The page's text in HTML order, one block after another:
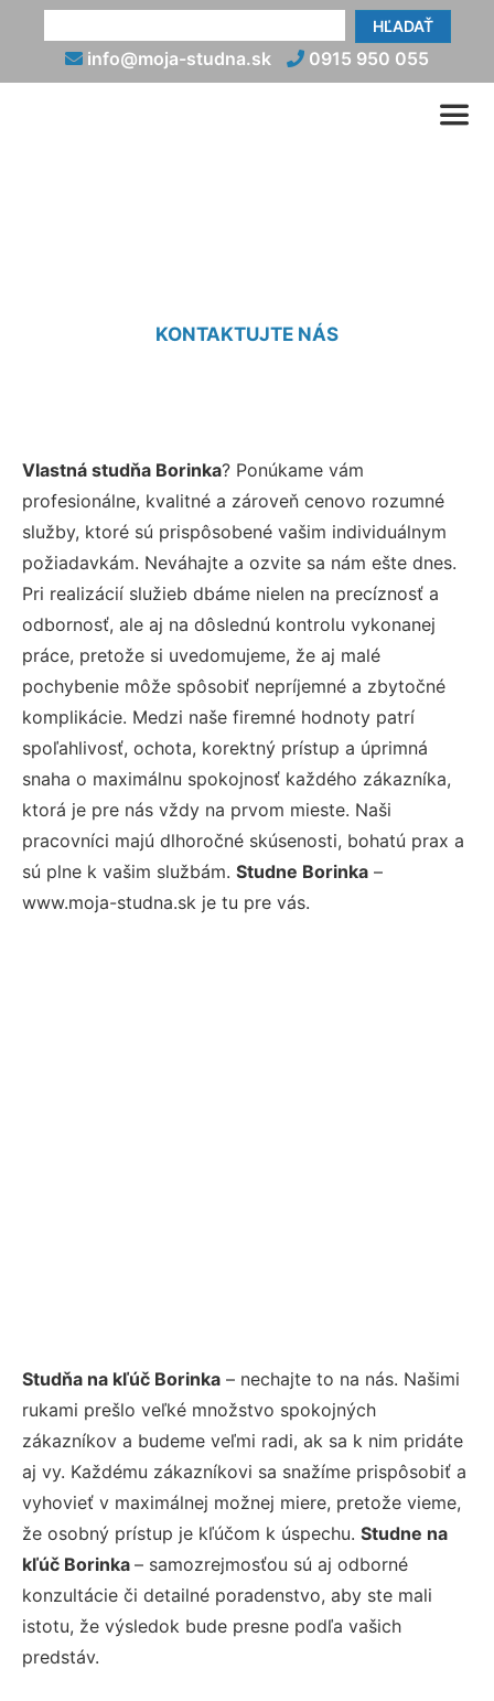
HĽADAŤ
info@moja-studna.sk 0915 950 055
KONTAKTUJTE NÁS
Vlastná studňa Borinka? Ponúkame vám
profesionálne, kvalitné a zároveň cenovo rozumné
služby, ktoré sú prispôsobené vašim individuálnym
požiadavkám. Neváhajte a ozvite sa nám ešte dnes.
Pri realizácií služieb dbáme nielen na precíznosť a
odbornosť, ale aj na dôslednú kontrolu vykonanej
práce, pretože si uvedomujeme, že aj malé
pochybenie môže spôsobiť nepríjemné a zbytočné
komplikácie. Medzi naše firemné hodnoty patrí
spoľahlivosť, ochota, korektný prístup a úprimná
snaha o maximálnu spokojnosť každého zákazníka,
ktorá je pre nás vždy na prvom mieste. Naši
pracovníci majú dlhoročné skúsenosti, bohatú prax a
sú plne k vašim službám. Studne Borinka –
www.moja-studna.sk je tu pre vás.
Studňa na kľúč Borinka – nechajte to na nás. Našimi
rukami prešlo veľké množstvo spokojných
zákazníkov a budeme veľmi radi, ak sa k nim pridáte
aj vy. Každému zákazníkovi sa snažíme prispôsobiť a
vyhovieť v maximálnej možnej miere, pretože vieme,
že osobný prístup je kľúčom k úspechu. Studne na
kľúč Borinka – samozrejmosťou sú aj odborné
konzultácie či detailné poradenstvo, aby ste mali
istotu, že výsledok bude presne podľa vašich
predstáv.